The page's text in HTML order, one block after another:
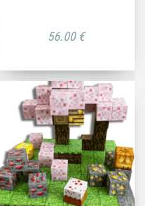
56.00 €